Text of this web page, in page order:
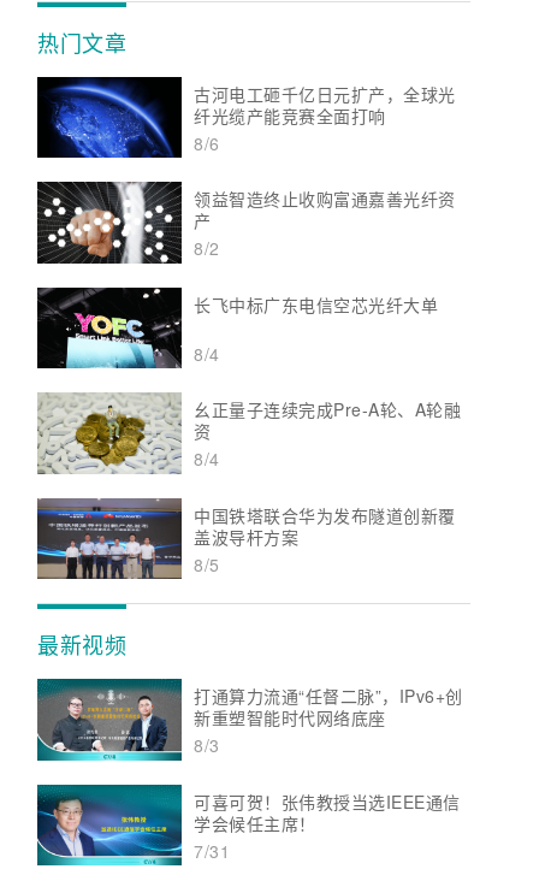
热门文章
古河电工砸千亿日元扩产，全球光
纤光缆产能竞赛全面打响
8/6
领益智造终止收购富通嘉善光纤资
产
8/2
长飞中标广东电信空芯光纤大单
8/4
幺正量子连续完成Pre-A轮、A轮融
资
8/4
中国铁塔联合华为发布隧道创新覆
盖波导杆方案
8/5
最新视频
打通算力流通“任督二脉”，IPv6+创
新重塑智能时代网络底座
8/3
可喜可贺！张伟教授当选IEEE通信
学会候任主席！
7/31